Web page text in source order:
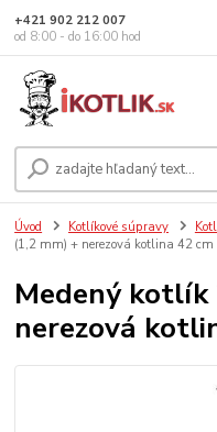
+421 902 212 007
od 8:00 - do 16:00 hod
Úvod Kotlíkové súpravy
(1,2 mm) + nerezová kotlina 42 cm
Medený kotlík
nerezová